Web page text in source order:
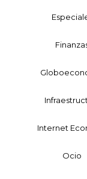
Internet
Ocio